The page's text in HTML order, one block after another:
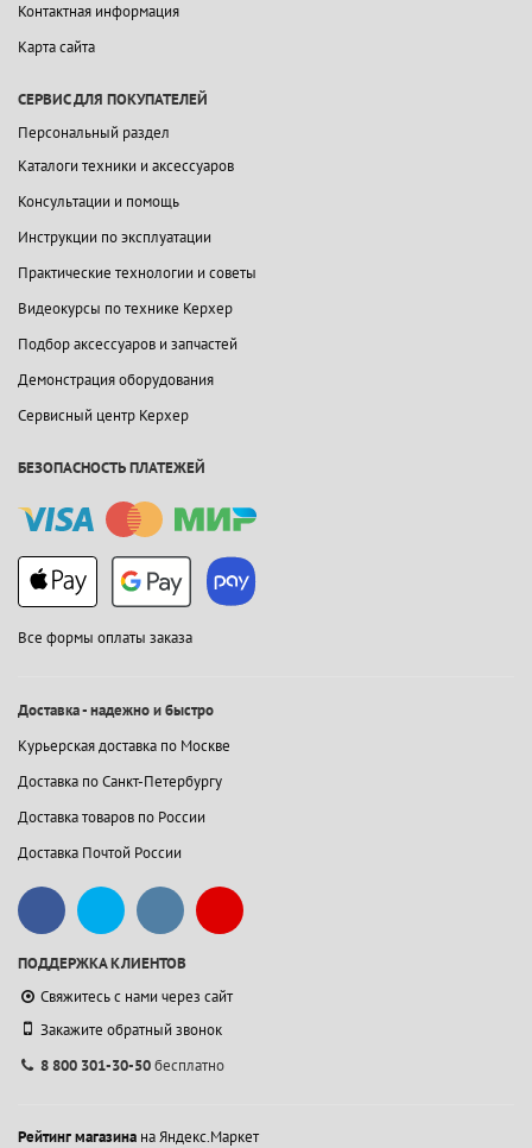
Контактная информация
Карта сайта
СЕРВИС ДЛЯ ПОКУПАТЕЛЕЙ
Персональный раздел
Каталоги техники и аксессуаров
Консультации и помощь
Инструкции по эксплуатации
Практические технологии и советы
Видеокурсы по технике Керхер
Подбор аксессуаров и запчастей
Демонстрация оборудования
Сервисный центр Керхер
БЕЗОПАСНОСТЬ ПЛАТЕЖЕЙ
Все формы оплаты заказа
Доставка - надежно и быстро
Курьерская доставка по Москве
Доставка по Санкт-Петербургу
Доставка товаров по России
Доставка Почтой России
ПОДДЕРЖКА КЛИЕНТОВ
Свяжитесь с нами через сайт
Закажите обратный звонок
8 800 301-30-50бесплатно
Рейтинг магазина на Яндекс.Маркет